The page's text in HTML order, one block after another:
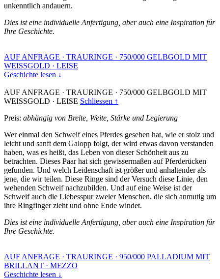
unkenntlich andauern.
Dies ist eine individuelle Anfertigung, aber auch eine Inspiration für
Ihre Geschichte.
AUF ANFRAGE · TRAURINGE · 750/000 GELBGOLD MIT
WEISSGOLD · LEISE
Geschichte lesen ↓
AUF ANFRAGE · TRAURINGE · 750/000 GELBGOLD MIT
WEISSGOLD · LEISE Schliessen ↑
Preis: abhängig von Breite, Weite, Stärke und Legierung
Wer einmal den Schweif eines Pferdes gesehen hat, wie er stolz und
leicht und sanft dem Galopp folgt, der wird etwas davon verstanden
haben, was es heißt, das Leben von dieser Schönheit aus zu
betrachten. Dieses Paar hat sich gewissermaßen auf Pferderücken
gefunden. Und welch Leidenschaft ist größer und anhaltender als
jene, die wir teilen. Diese Ringe sind der Versuch diese Linie, den
wehenden Schweif nachzubilden. Und auf eine Weise ist der
Schweif auch die Liebesspur zweier Menschen, die sich anmutig um
ihre Ringfinger zieht und ohne Ende windet.
Dies ist eine individuelle Anfertigung, aber auch eine Inspiration für
Ihre Geschichte.
AUF ANFRAGE · TRAURINGE · 950/000 PALLADIUM MIT
BRILLANT · MEZZO
Geschichte lesen ↓